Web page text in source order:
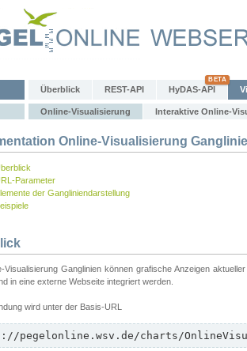
Überblick REST-API HyDAS-API
Online-Visualisierung Interaktive Online-
Online-Visualisierung
Parameter
der Gangliniendarstellung
Visualisierung Ganglinien können grafische Anzeigen
in eine externe Webseite integriert werden.
wird unter der Basis-URL
pegelonline.wsv.de/charts/